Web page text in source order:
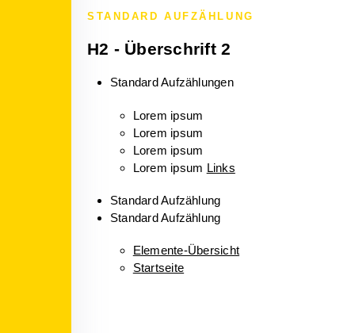
STANDARD AUFZÄHLUNG
H2 - Überschrift 2
Standard Aufzählungen
Lorem ipsum
Lorem ipsum
Lorem ipsum
Lorem ipsum Links
Standard Aufzählung
Standard Aufzählung
Elemente-Übersicht
Startseite